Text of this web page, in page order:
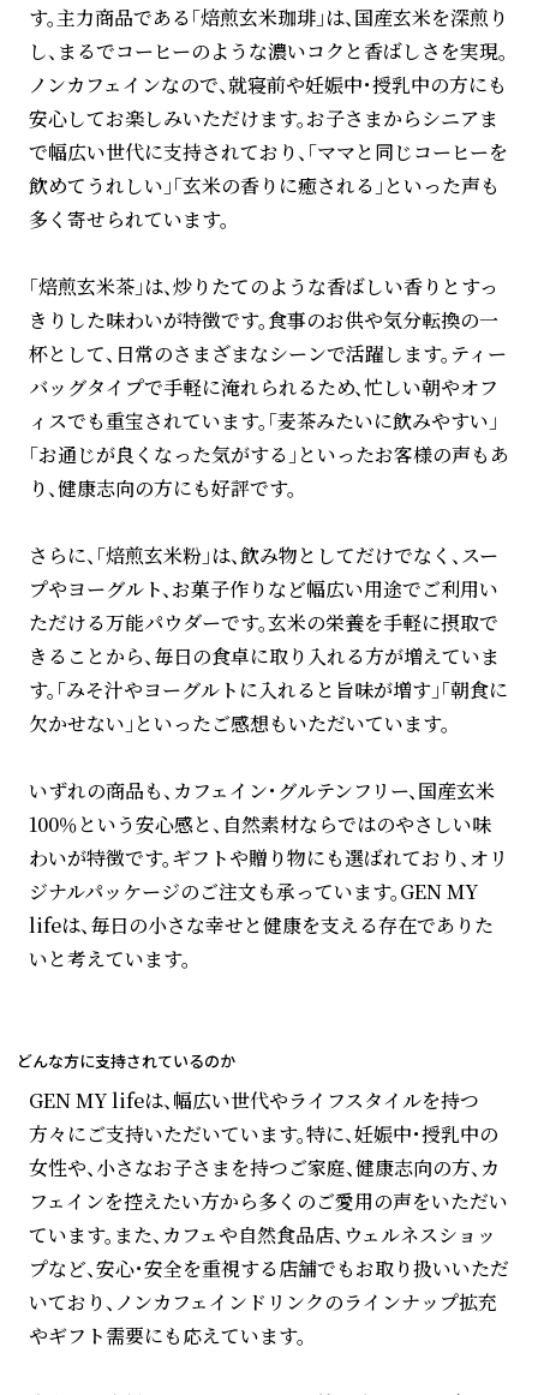
す。主力商品である「焙煎玄米珈琲」は、国産玄米を深煎り
し、まるでコーヒーのような濃いコクと香ばしさを実現。
ノンカフェインなので、就寝前や妊娠中・授乳中の方にも
安心してお楽しみいただけます。お子さまからシニアま
で幅広い世代に支持されており、「ママと同じコーヒーを
飲めてうれしい」「玄米の香りに癒される」といった声も
多く寄せられています。
「焙煎玄米茶」は、炒りたてのような香ばしい香りとすっ
きりした味わいが特徴です。食事のお供や気分転換の一
杯として、日常のさまざまなシーンで活躍します。ティー
バッグタイプで手軽に淹れられるため、忙しい朝やオフ
ィスでも重宝されています。「麦茶みたいに飲みやすい」
「お通じが良くなった気がする」といったお客様の声もあ
り、健康志向の方にも好評です。
さらに、「焙煎玄米粉」は、飲み物としてだけでなく、スー
プやヨーグルト、お菓子作りなど幅広い用途でご利用い
ただける万能パウダーです。玄米の栄養を手軽に摂取で
きることから、毎日の食卓に取り入れる方が増えていま
す。「みそ汁やヨーグルトに入れると旨味が増す」「朝食に
欠かせない」といったご感想もいただいています。
いずれの商品も、カフェイン・グルテンフリー、国産玄米
100％という安心感と、自然素材ならではのやさしい味
わいが特徴です。ギフトや贈り物にも選ばれており、オリ
ジナルパッケージのご注文も承っています。GEN MY
lifeは、毎日の小さな幸せと健康を支える存在でありた
いと考えています。
どんな方に支持されているのか
GEN MY lifeは、幅広い世代やライフスタイルを持つ
方々にご支持いただいています。特に、妊娠中・授乳中の
女性や、小さなお子さまを持つご家庭、健康志向の方、カ
フェインを控えたい方から多くのご愛用の声をいただい
ています。また、カフェや自然食品店、ウェルネスショッ
プなど、安心・安全を重視する店舗でもお取り扱いいただ
いており、ノンカフェインドリンクのラインナップ拡充
やギフト需要にも応えています。